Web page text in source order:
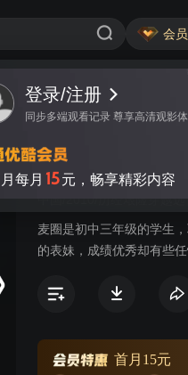
会
登录/注册
同步多端观看记录 尊享高清观影
月每月 15元，畅享精彩内容
视频 讨论
麦圈可可远古大
中国/2010/历经艰险穿越
麦圈是初中三年级的学生
的表妹，成绩优秀却有些
狗去河姆渡参观，机缘巧
惊险和困难中麦圈他们懂
首月15元